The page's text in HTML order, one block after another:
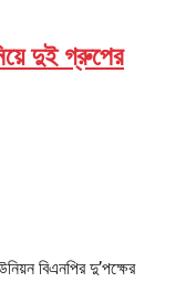
দুই গ্রুপের
বিএনপির দু’পক্ষের